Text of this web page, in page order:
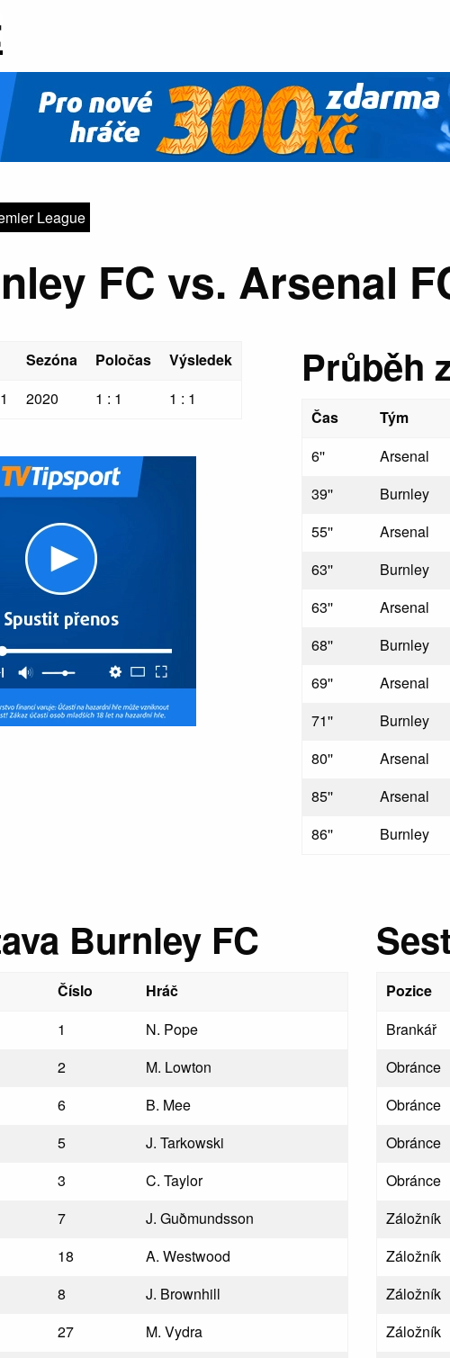
League
FC vs. Arsenal
Sezóna Poločas
Výsledek
2020 1 : 1 1 : 1
Průběh
Čas Tým
6''
Arsenal
39''
Burnley
55''
Arsenal
63''
Burnley
63''
Arsenal
68''
Burnley
69''
Arsenal
71''
Burnley
80''
Arsenal
85''
Arsenal
86''
Burnley
Burnley FC
Číslo
Hráč
1
N. Pope
2
M. Lowton
6
B. Mee
5
J. Tarkowski
3
C. Taylor
7
J. Guðmunds­son
18
A. Westwood
8
J. Brownhill
27
M. Vydra
Pozice
Brankář
Obránce
Obránce
Obránce
Obránce
Záložník
Záložník
Záložník
Záložník